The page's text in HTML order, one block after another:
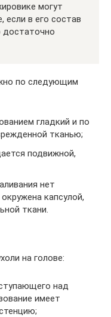
могут
если в его состав
достаточно
по следующим
гладкий и по
тканью;
подвижной,
нет
капсулой,
ткани.
на голове:
над
имеет